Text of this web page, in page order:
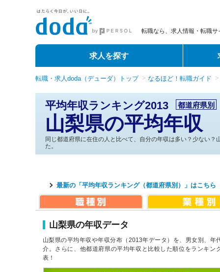
転職なら、求人情報・転職
求人を探す
転職・求人doda（デューダ）トップ なるほど！転職ガイド
平均年収ランキング2013 都道府県別
山梨県の平均年収
同じ都道府県に在住の人と比べて、自分の年収は多い？少ない
た。
最新の「平均年収ランキング（都道府県別）」はこちら
山梨県の年収データ
山梨県の平均年収や年収分布（2013年データ）を、男女別、年
介。さらに、他都道府県の平均年収と比較した順位をランキン
表！